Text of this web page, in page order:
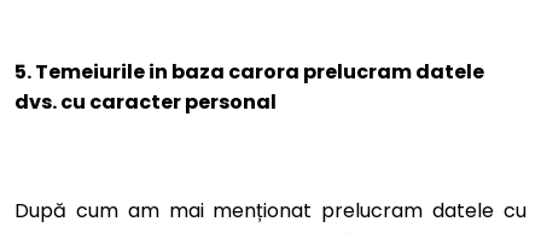
5. Temeiurile in baza carora prelucram datele
dvs. cu caracter personal
După cum am mai menționat prelucram datele cu